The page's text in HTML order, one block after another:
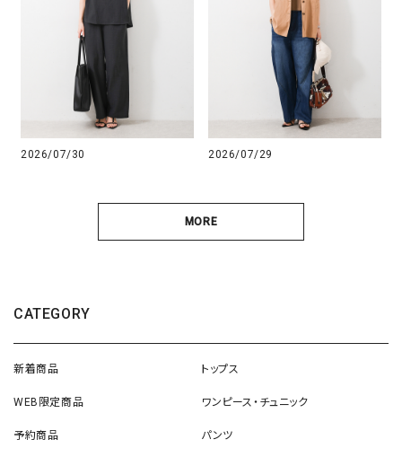
2026/07/30 2026/07/29
MORE
CATEGORY
新着商品
WEB限定商品
予約商品
トップス
ワンピース・チュニック
パンツ